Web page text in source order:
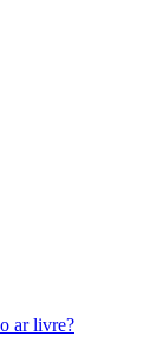
ar livre?